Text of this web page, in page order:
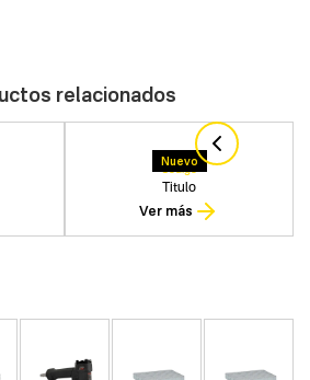
relacionados
Nuevo
Titulo
Codigo
Ver más